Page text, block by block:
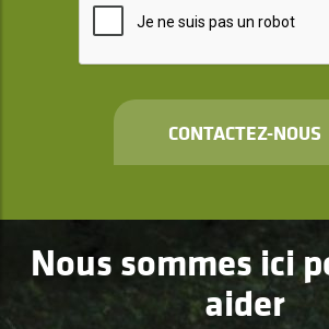
CONTACTEZ-NOUS
Nous sommes ici
aider